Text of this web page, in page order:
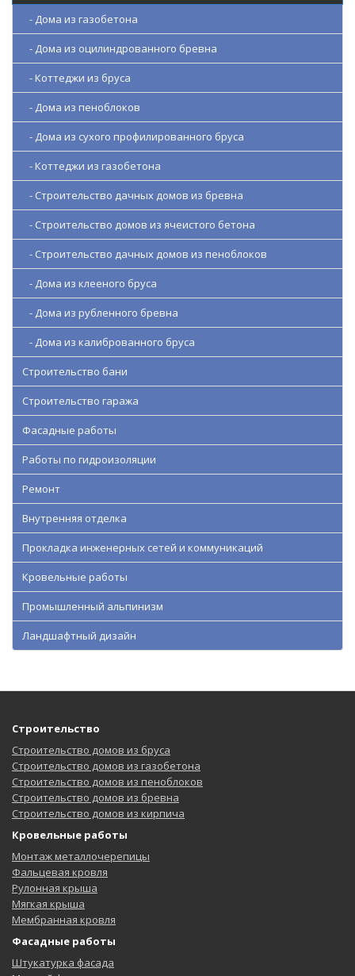
- Дома из газобетона
- Дома из оцилиндрованного бревна
- Коттеджи из бруса
- Дома из пеноблоков
- Дома из сухого профилированного бруса
- Коттеджи из газобетона
- Строительство дачных домов из бревна
- Строительство домов из ячеистого бетона
- Строительство дачных домов из пеноблоков
- Дома из клееного бруса
- Дома из рубленного бревна
- Дома из калиброванного бруса
Строительство бани
Строительство гаража
Фасадные работы
Работы по гидроизоляции
Ремонт
Внутренняя отделка
Прокладка инженерных сетей и коммуникаций
Кровельные работы
Промышленный альпинизм
Ландшафтный дизайн
Строительство
Строительство домов из бруса
Строительство домов из газобетона
Строительство домов из пеноблоков
Строительство домов из бревна
Строительство домов из кирпича
Кровельные работы
Монтаж металлочерепицы
Фальцевая кровля
Рулонная крыша
Мягкая крыша
Мембранная кровля
Фасадные работы
Штукатурка фасада